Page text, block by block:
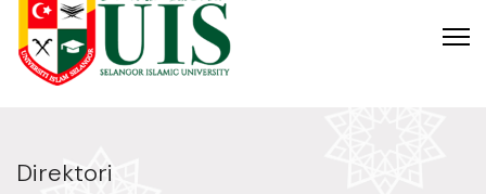
Direktori